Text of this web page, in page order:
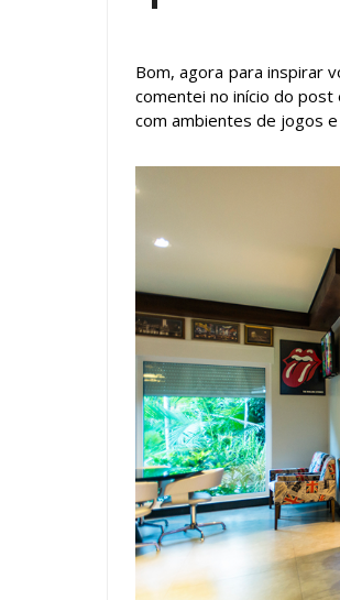
Bom, agora para inspirar
comentei no início do
com ambientes de jogos